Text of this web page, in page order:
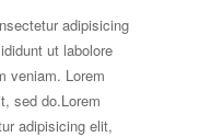
adipisicing
ut labolore
veniam. Lorem
sed do.Lorem
adipisicing elit,